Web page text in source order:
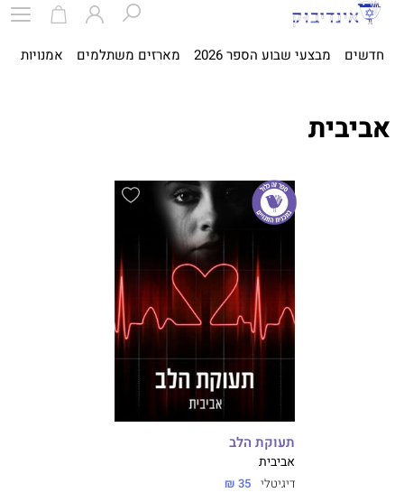
חדשים מבצעי שבוע הספר 2026 מארזים משתלמים אמנויות
אביבית
תעוקת הלב
אביבית
דיגיטלי 35 ₪